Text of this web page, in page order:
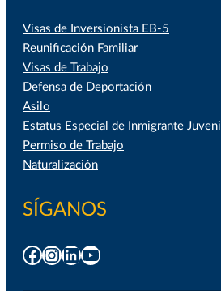
Visas de Inversionista EB-5
Reunificación Familiar
Visas de Trabajo
Defensa de Deportación
Asilo
Estatus Especial de Inmigrante Juvenil
Permiso de Trabajo
Naturalización
SÍGANOS
Facebook
Instagram
LinkedIn
YouTube